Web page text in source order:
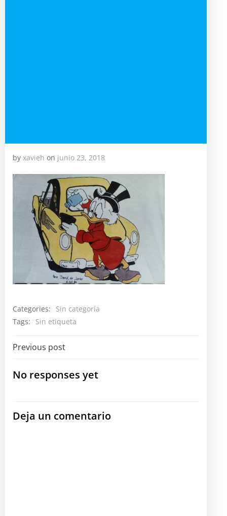
by xavieh on junio 23, 2018
Categories:
Sin categoría
Tags:
Sin etiqueta
Navegación
por
entradas
Previous post
No responses yet
Deja un comentario